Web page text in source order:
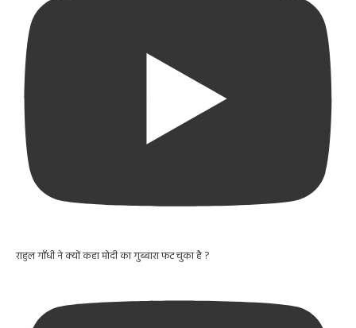
राहुल गाँधी ने क्यों कहा मोदी का गुब्बारा फट चुका है ?